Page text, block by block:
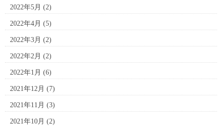
2022年5月 (2)
2022年4月 (5)
2022年3月 (2)
2022年2月 (2)
2022年1月 (6)
2021年12月 (7)
2021年11月 (3)
2021年10月 (2)